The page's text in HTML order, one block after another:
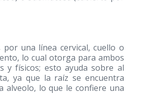
una línea cervical, cuello o
lo cual otorga para ambos
y físicos; esto ayuda sobre al
ya que la raíz se encuentra
alveolo, lo que le confiere una